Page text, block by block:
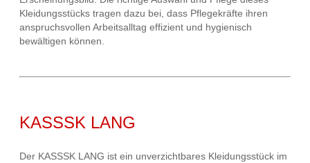
Kleidungsstücks tragen dazu bei, dass Pflegekräfte ihren
anspruchsvollen Arbeitsalltag effizient und hygienisch
bewältigen können.
KASSSK LANG
Der KASSSK LANG ist ein unverzichtbares Kleidungsstück im